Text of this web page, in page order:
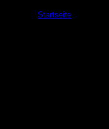
Startseite